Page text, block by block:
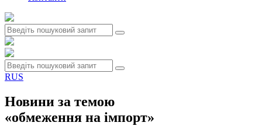
RUS
Новини за темою
«обмеження на імпорт»